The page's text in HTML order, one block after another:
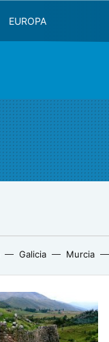
EUROPA
Galicia Murcia